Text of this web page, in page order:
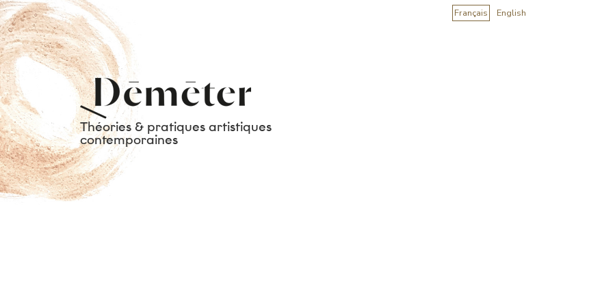
Français English
Théories & pratiques artistiques
contemporaines